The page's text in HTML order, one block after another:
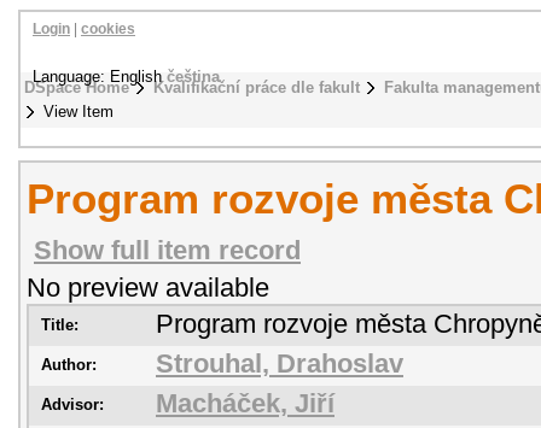
DSpace Home Kvalifikační práce dle fakult
Fakulta
View Item
Login cookies
Language: Englishčeština
Program rozvoje města
Show full item record
No preview available
Title: Program rozvoje města
Author: Strouhal, Drahoslav
Advisor: Macháček, Jiří